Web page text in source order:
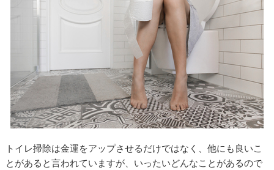
トイレ掃除は金運をアップさせるだけではなく、他にも良いこ
とがあると言われていますが、いったいどんなことがあるので